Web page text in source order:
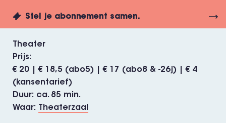
Stel je abonnement samen.
Theater
Prijs
€ 20 | € 18,5 (abo5) | € 17 (abo8 & -26j) | € 4
(kansentarief)
Duur
ca. 85 min.
Waar
Theaterzaal